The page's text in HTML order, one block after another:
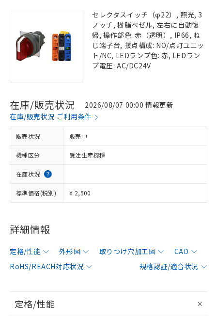
セレクタスイッチ（φ22）, 照光, 3
ノッチ, 樹脂ベゼル, 左右に自動復
帰, 操作部色: 赤（透明）, IP66, ね
じ端子台, 接点構成: NO/点灯ユニッ
ト/NC, LEDランプ色: 赤, LEDラン
プ電圧: AC/DC24V
在庫/販売状況
2026/08/07 00:00 情報更新
在庫/販売状況 ご利用条件
販売状況 販売中
機種区分 受注生産機種
在庫状況
標準価格(税別) ¥ 2,500
詳細情報
定格/性能 外形図 取りつけ穴加工図
CAD
RoHS/REACH対応状況
規格認証/適合状況
定格/性能